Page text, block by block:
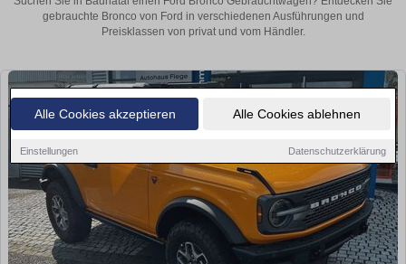
Alle Cookies akzeptieren Alle Cookies ablehnen
Einstellungen Datenschutzerklärung
gebrauchte Bronco von Ford in verschiedenen Ausführungen und
Preisklassen von privat und vom Händler.